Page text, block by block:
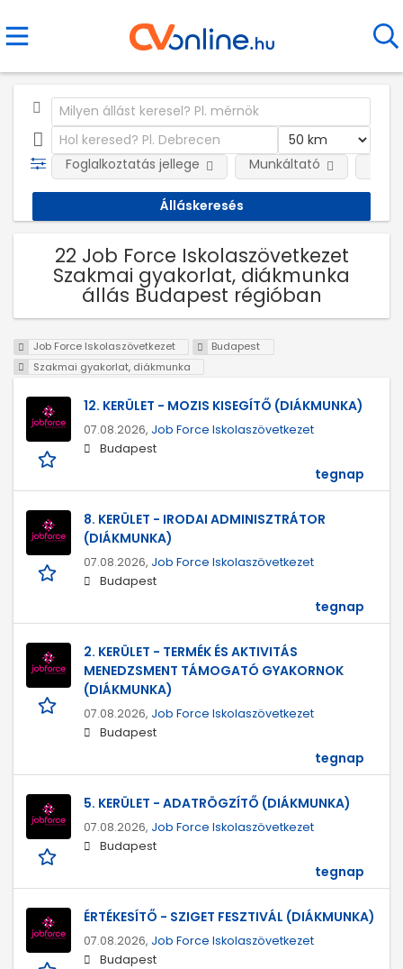
Foglalkoztatás jellege Munkáltató
22 Job Force Iskolaszövetkezet
Szakmai gyakorlat, diákmunka
állás Budapest régióban
Job Force Iskolaszövetkezet
Budapest
Szakmai gyakorlat, diákmunka
12. KERÜLET - MOZIS KISEGÍTŐ (DIÁKMUNKA)
07.08.2026, Job Force Iskolaszövetkezet
Budapest
tegnap
8. KERÜLET - IRODAI ADMINISZTRÁTOR
(DIÁKMUNKA)
07.08.2026, Job Force Iskolaszövetkezet
Budapest
tegnap
2. KERÜLET - TERMÉK ÉS AKTIVITÁS
MENEDZSMENT TÁMOGATÓ GYAKORNOK
(DIÁKMUNKA)
07.08.2026, Job Force Iskolaszövetkezet
Budapest
tegnap
5. KERÜLET - ADATRÖGZÍTŐ (DIÁKMUNKA)
07.08.2026, Job Force Iskolaszövetkezet
Budapest
tegnap
ÉRTÉKESÍTŐ - SZIGET FESZTIVÁL (DIÁKMUNKA)
07.08.2026, Job Force Iskolaszövetkezet
Budapest